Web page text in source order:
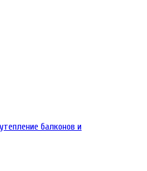
балконов и